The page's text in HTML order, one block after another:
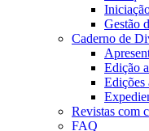
Gestão
Caderno de
Edição
Edições
Revistas com
FAQ